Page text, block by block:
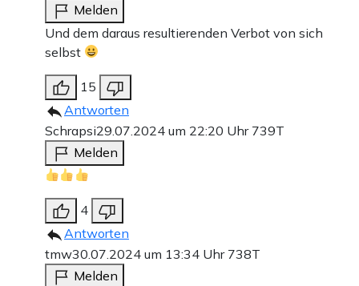
Melden
Und dem daraus resultierenden Verbot von sich
selbst
15
Antworten
Schrapsi29.07.2024 um 22:20 Uhr 739T
Melden
4
Antworten
tmw30.07.2024 um 13:34 Uhr 738T
Melden